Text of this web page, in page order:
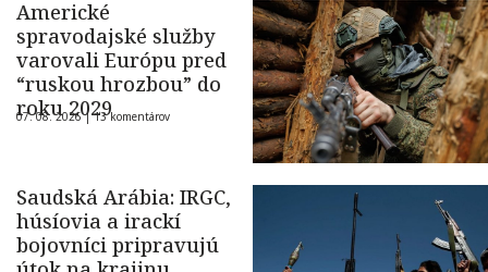
Americké
spravodajské služby
varovali Európu pred
“ruskou hrozbou” do
roku 2029
07. 08. 2026 |13 komentárov
Saudská Arábia: IRGC,
húsíovia a irackí
bojovníci pripravujú